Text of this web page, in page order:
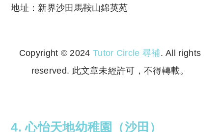
地址：新界沙田馬鞍山錦英苑
Copyright © 2024 Tutor Circle 尋補. All rights
reserved. 此文章未經許可，不得轉載。
4. 心怡天地幼稚園（沙田）